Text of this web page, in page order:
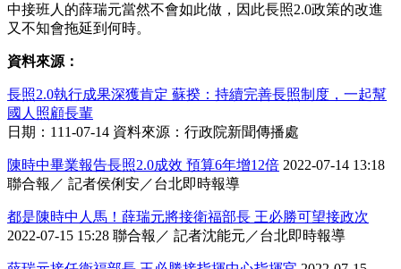
中接班人的薛瑞元當然不會如此做，因此長照2.0政策的改進
又不知會拖延到何時。
資料來源：
長照2.0執行成果深獲肯定 蘇揆：持續完善長照制度，一起幫
國人照顧長輩
日期：111-07-14 資料來源：行政院新聞傳播處
陳時中畢業報告長照2.0成效 預算6年增12倍 2022-07-14 13:18
聯合報／ 記者侯俐安／台北即時報導
都是陳時中人馬！薛瑞元將接衛福部長 王必勝可望接政次
2022-07-15 15:28 聯合報／ 記者沈能元／台北即時報導